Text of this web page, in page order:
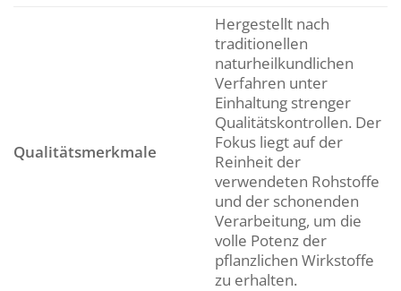
Qualitätsmerkmale
Hergestellt nach
traditionellen
naturheilkundlichen
Verfahren unter
Einhaltung strenger
Qualitätskontrollen. Der
Fokus liegt auf der
Reinheit der
verwendeten Rohstoffe
und der schonenden
Verarbeitung, um die
volle Potenz der
pflanzlichen Wirkstoffe
zu erhalten.